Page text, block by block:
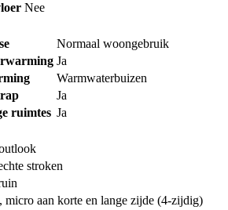
Nee
Normaal woongebruik
Ja
Warmwaterbuizen
Ja
ruimtes Ja
stroken
micro aan korte en lange zijde (4-zijdig)